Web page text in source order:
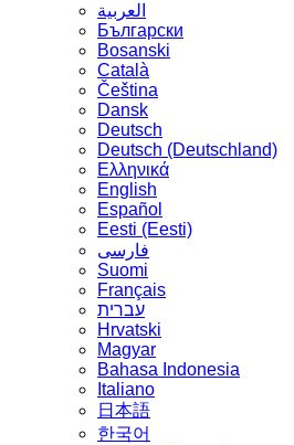
العربية
Български
Bosanski
Сatalà
Čeština
Dansk
Deutsch
Deutsch (Deutschland)
Ελληνικά
English
Español
Eesti (Eesti)
فارسی
Suomi
Français
עברית
Hrvatski
Magyar
Bahasa Indonesia
Italiano
日本語
한국어